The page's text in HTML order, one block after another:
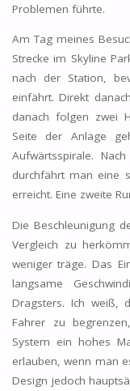
Problemen führte.
Am Tag meines
Strecke im Skyline
nach der Station,
einfährt. Direkt
danach folgen zwei
Seite der Anlage
Aufwärtsspirale.
durchfährt man eine
erreicht. Eine zweite
Die Beschleunigung
Vergleich zu
weniger träge. Das
langsame
Dragsters. Ich weiß,
Fahrer zu
System ein hohes
erlauben, wenn man
Design jedoch